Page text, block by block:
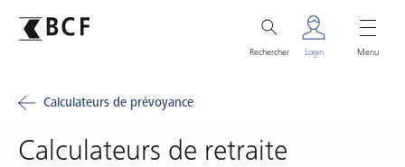
Rechercher Login Menu
Calculateurs de prévoyance
Calculateurs de retraite